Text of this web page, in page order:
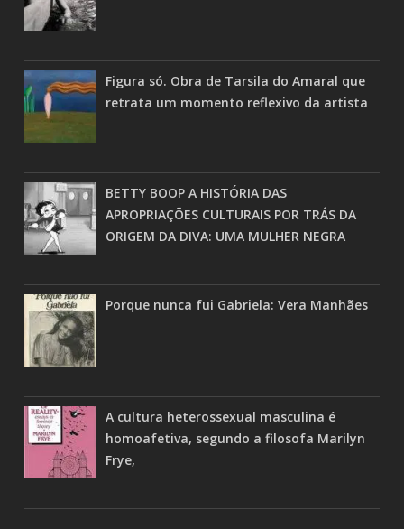
Figura só. Obra de Tarsila do Amaral que
retrata um momento reflexivo da artista
BETTY BOOP A HISTÓRIA DAS
APROPRIAÇÕES CULTURAIS POR TRÁS DA
ORIGEM DA DIVA: UMA MULHER NEGRA
Porque nunca fui Gabriela: Vera Manhães
A cultura heterossexual masculina é
homoafetiva, segundo a filosofa Marilyn
Frye,